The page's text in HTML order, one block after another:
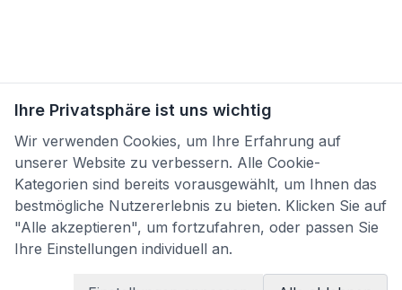
Ihre Privatsphäre ist uns wichtig
Wir verwenden Cookies, um Ihre Erfahrung auf
unserer Website zu verbessern. Alle Cookie-
Kategorien sind bereits vorausgewählt, um Ihnen das
bestmögliche Nutzererlebnis zu bieten. Klicken Sie auf
"Alle akzeptieren", um fortzufahren, oder passen Sie
Ihre Einstellungen individuell an.